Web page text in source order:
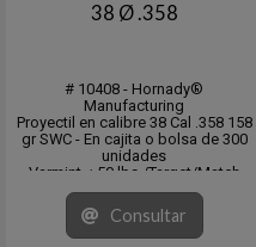
38 Ø .358
# 10408 - Hornady®
Manufacturing
Proyectil en calibre 38 Cal .358 158
gr SWC - En cajita o bolsa de 300
unidades
Varmint < 50 lbs /Target/Match
CB: .135 (G1) / DS: .176 -
Las balas de pistola de plomo
Hornady® están prelubricadas y
Consultar